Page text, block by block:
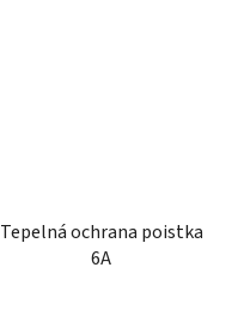
Tepelná ochrana poistka
6A